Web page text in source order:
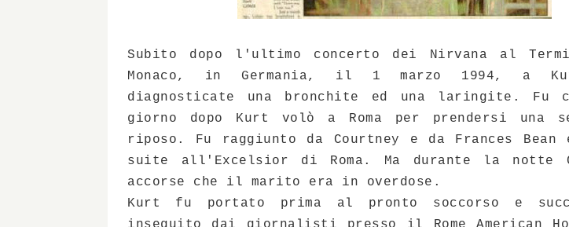
Subito dopo l'ultimo concerto dei Nirvana al
Monaco, in Germania, il 1 marzo 1994, a
diagnosticate una bronchite ed una laringite. Fu
giorno dopo Kurt volò a Roma per prendersi una
riposo. Fu raggiunto da Courtney e da Frances Bean
suite all'Excelsior di Roma. Ma durante la notte
accorse che il marito era in overdose.
Kurt fu portato prima al pronto soccorso e